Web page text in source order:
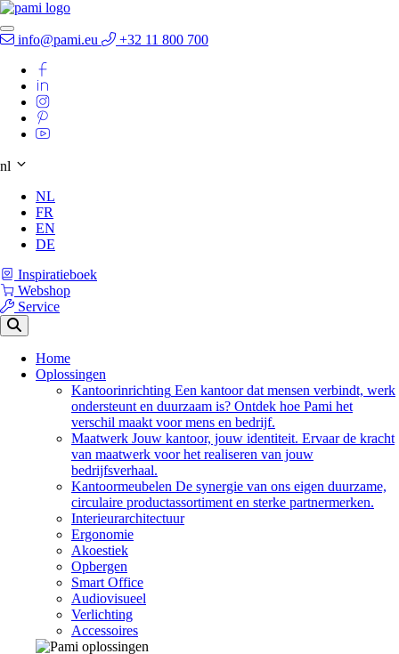
info@pami.eu +32 11 800 700
nl
NL
FR
EN
DE
Inspiratieboek
Webshop
Service
Home
Oplossingen
Kantoorinrichting Een kantoor dat mensen verbindt, werk
ondersteunt en duurzaam is? Ontdek hoe Pami het
verschil maakt voor mens en bedrijf.
Maatwerk Jouw kantoor, jouw identiteit. Ervaar de kracht
van maatwerk voor het realiseren van jouw
bedrijfsverhaal.
Kantoormeubelen De synergie van ons eigen duurzame,
circulaire productassortiment en sterke partnermerken.
Interieurarchitectuur
Ergonomie
Akoestiek
Opbergen
Smart Office
Audiovisueel
Verlichting
Accessoires